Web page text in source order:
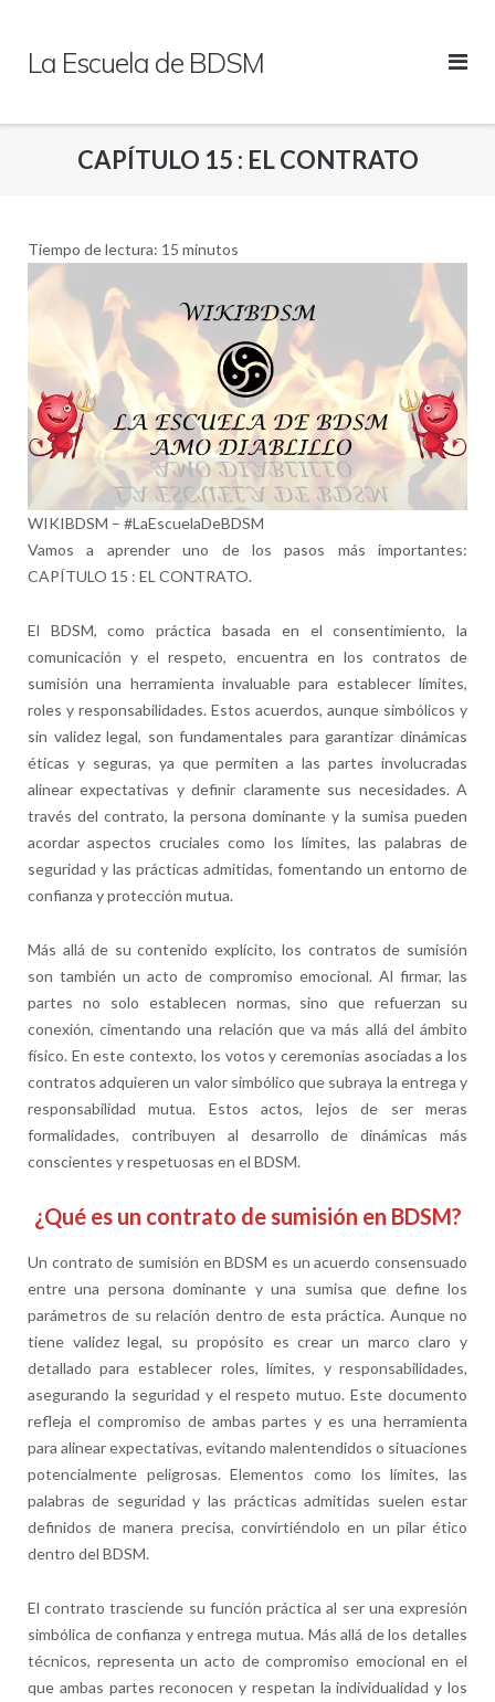
contenido
La Escuela de BDSM
CAPÍTULO 15 : EL CONTRATO
Tiempo de lectura: 15 minutos
WIKIBDSM – #LaEscuelaDeBDSM
Vamos a aprender uno de los pasos más importantes:
CAPÍTULO 15 : EL CONTRATO.
El BDSM, como práctica basada en el consentimiento, la
comunicación y el respeto, encuentra en los contratos de
sumisión una herramienta invaluable para establecer límites,
roles y responsabilidades. Estos acuerdos, aunque simbólicos y
sin validez legal, son fundamentales para garantizar dinámicas
éticas y seguras, ya que permiten a las partes involucradas
alinear expectativas y definir claramente sus necesidades. A
través del contrato, la persona dominante y la sumisa pueden
acordar aspectos cruciales como los límites, las palabras de
seguridad y las prácticas admitidas, fomentando un entorno de
confianza y protección mutua.
Más allá de su contenido explícito, los contratos de sumisión
son también un acto de compromiso emocional. Al firmar, las
partes no solo establecen normas, sino que refuerzan su
conexión, cimentando una relación que va más allá del ámbito
físico. En este contexto, los votos y ceremonias asociadas a los
contratos adquieren un valor simbólico que subraya la entrega y
responsabilidad mutua. Estos actos, lejos de ser meras
formalidades, contribuyen al desarrollo de dinámicas más
conscientes y respetuosas en el BDSM.
¿Qué es un contrato de sumisión en BDSM?
Un contrato de sumisión en BDSM es un acuerdo consensuado
entre una persona dominante y una sumisa que define los
parámetros de su relación dentro de esta práctica. Aunque no
tiene validez legal, su propósito es crear un marco claro y
detallado para establecer roles, límites, y responsabilidades,
asegurando la seguridad y el respeto mutuo. Este documento
refleja el compromiso de ambas partes y es una herramienta
para alinear expectativas, evitando malentendidos o situaciones
potencialmente peligrosas. Elementos como los límites, las
palabras de seguridad y las prácticas admitidas suelen estar
definidos de manera precisa, convirtiéndolo en un pilar ético
dentro del BDSM.
El contrato trasciende su función práctica al ser una expresión
simbólica de confianza y entrega mutua. Más allá de los detalles
técnicos, representa un acto de compromiso emocional en el
que ambas partes reconocen y respetan la individualidad y los